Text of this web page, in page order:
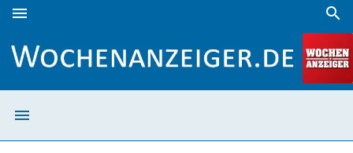
menu search
menu